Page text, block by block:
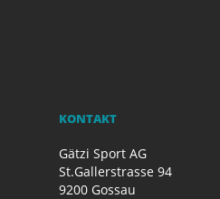
KONTAKT
Gätzi Sport AG
St.Gallerstrasse 94
9200 Gossau